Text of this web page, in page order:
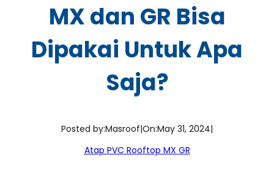
MX dan GR Bisa
Dipakai Untuk Apa
Saja?
Posted by:Masroof|On:May 31, 2024|
Atap PVC Rooftop MX GR